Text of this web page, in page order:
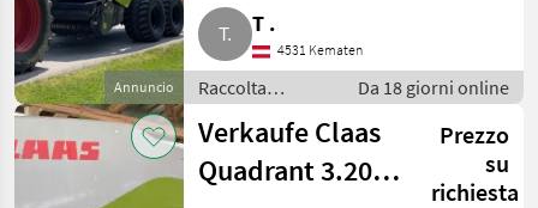
Fendt
Mostra
tutti
42
MODELLO
Annuncio
T .
4531 Kematen
Raccolta
mangimi / Altre
macchine per
raccolta
mangimi
Da 18 giorni online
Verkaufe Claas
Quadrant 3.200
Prezzo
su
richiesta